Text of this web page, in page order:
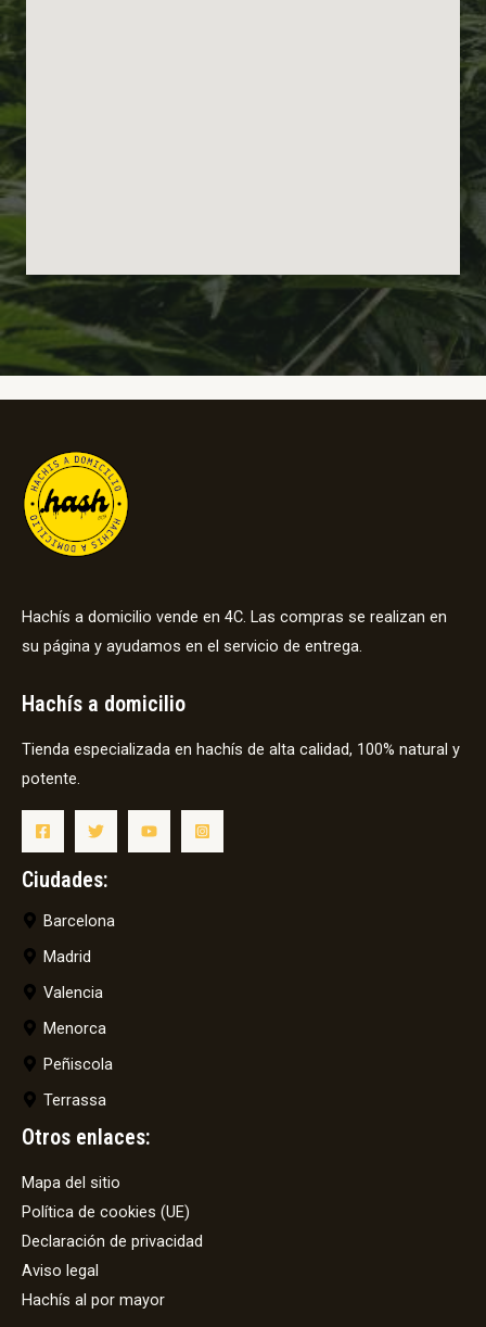
Hachís a domicilio vende en 4C. Las compras se realizan en
su página y ayudamos en el servicio de entrega.
Hachís a domicilio
Tienda especializada en hachís de alta calidad, 100% natural y
potente.
Ciudades:
Barcelona
Madrid
Valencia
Menorca
Peñiscola
Terrassa
Otros enlaces:
Mapa del sitio
Política de cookies (UE)
Declaración de privacidad
Aviso legal
Hachís al por mayor